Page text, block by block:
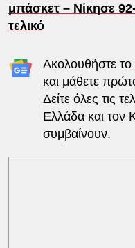
μπάσκετ – Νίκησε
τελικό
Ακολουθήστε το
και μάθετε
Δείτε όλες τις
Ελλάδα και τον
συμβαίνουν.